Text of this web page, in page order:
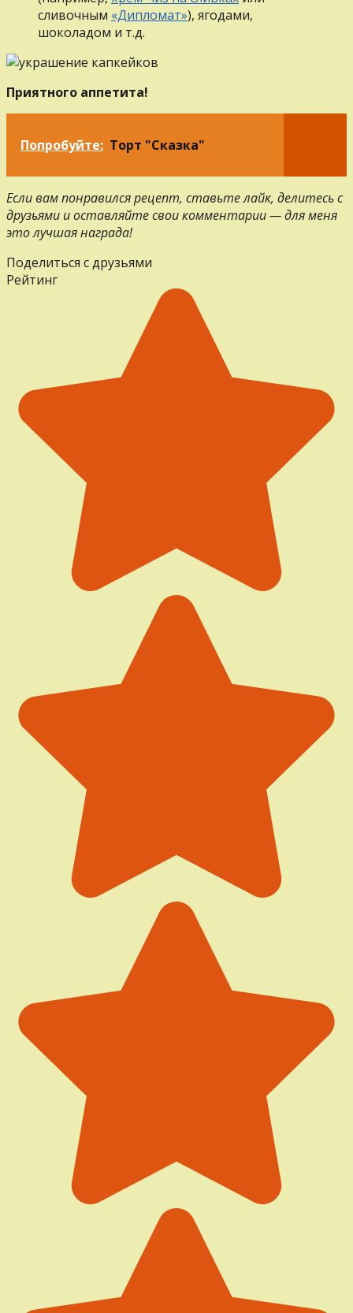
сливочным «Дипломат»), ягодами,
шоколадом и т.д.
Приятного аппетита!
Попробуйте: Торт "Сказка"
Если вам понравился рецепт, ставьте лайк, делитесь с
друзьями и оставляйте свои комментарии — для меня
это лучшая награда!
Поделиться с друзьями
Рейтинг